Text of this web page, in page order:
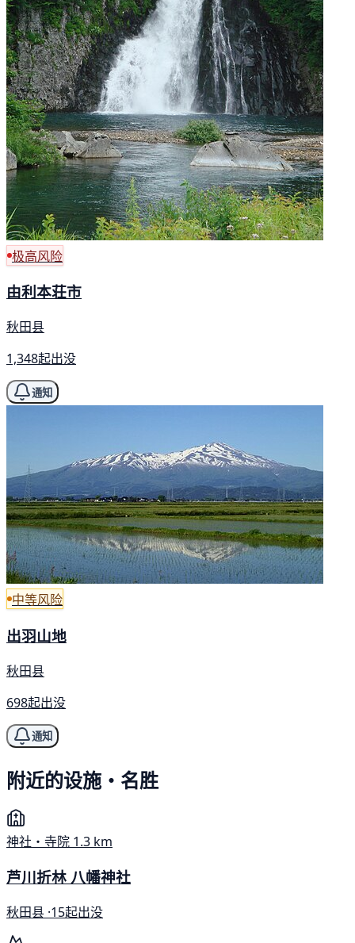
极高风险
由利本荘市
秋田县
1,348起出没
通知
中等风险
出羽山地
秋田县
698起出没
通知
附近的设施・名胜
神社・寺院 1.3 km
芦川折林 八幡神社
秋田县 ·15起出没